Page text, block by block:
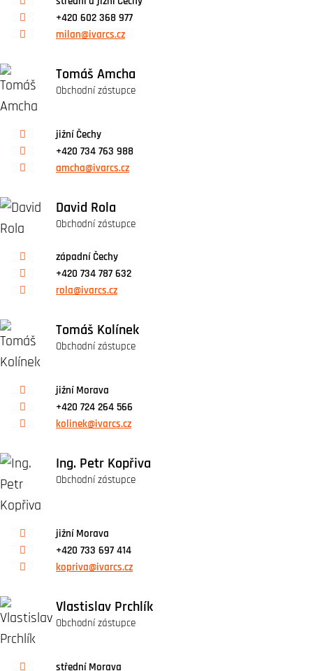
+420 602 368 977
milan@ivarcs.cz
Tomáš Amcha
Obchodní zástupce
jižní Čechy
+420 734 763 988
amcha@ivarcs.cz
David Rola
Obchodní zástupce
západní Čechy
+420 734 787 632
rola@ivarcs.cz
Tomáš Kolínek
Obchodní zástupce
jižní Morava
+420 724 264 566
kolinek@ivarcs.cz
Ing. Petr Kopřiva
Obchodní zástupce
jižní Morava
+420 733 697 414
kopriva@ivarcs.cz
Vlastislav Prchlík
Obchodní zástupce
střední Morava